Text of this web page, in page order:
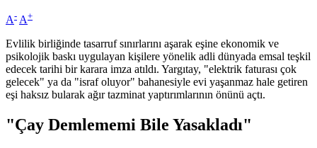
A- A+
Evlilik birliğinde tasarruf sınırlarını aşarak eşine ekonomik ve
psikolojik baskı uygulayan kişilere yönelik adli dünyada emsal teşkil
edecek tarihi bir karara imza atıldı. Yargıtay, "elektrik faturası çok
gelecek" ya da "israf oluyor" bahanesiyle evi yaşanmaz hale getiren
eşi haksız bularak ağır tazminat yaptırımlarının önünü açtı.
"Çay Demlememi Bile Yasakladı"